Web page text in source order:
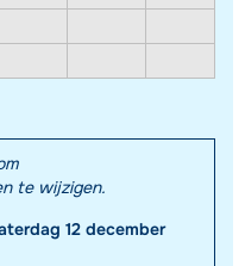
te wijzigen.
12 december